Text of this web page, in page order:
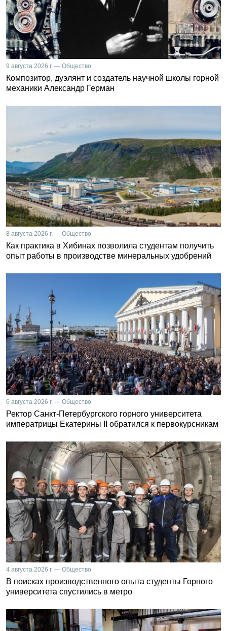
9 августа 2026 г. — Общество
Композитор, дуэлянт и создатель научной школы горной
механики Александр Герман
8 августа 2026 г. — Общество
Как практика в Хибинах позволила студентам получить
опыт работы в производстве минеральных удобрений
6 августа 2026 г. — Общество
Ректор Санкт-Петербургского горного университета
императрицы Екатерины II обратился к первокурсникам
4 августа 2026 г. — Общество
В поисках производственного опыта студенты Горного
университета спустились в метро